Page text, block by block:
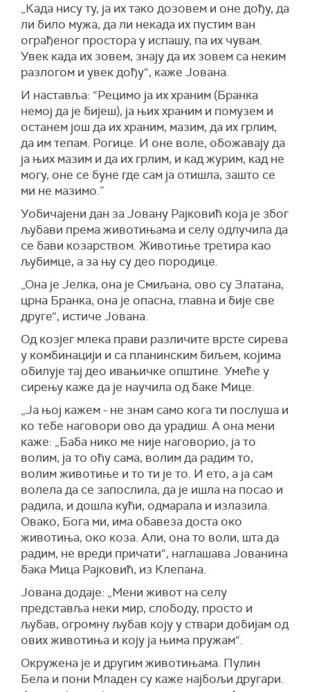
„Када нису ту, ја их тако дозовем и оне дођу, да
ли било мужа, да ли некада их пустим ван
ограђеног простора у испашу, па их чувам.
Увек када их зовем, знају да их зовем са неким
разлогом и увек дођу“, каже Јована.
И наставља: “Рецимо ја их храним (Бранка
немој да је бијеш), ја њих храним и помузем и
останем још да их храним, мазим, да их грлим,
да им тепам. Рогице. И оне воле, обожавају да
ја њих мазим и да их грлим, и кад журим, кад не
могу, оне се буне где сам ја отишла, зашто се
ми не мазимо.”
Уобичајени дан за Јовану Рајковић која је због
љубави према животињама и селу одлучила да
се бави козарством. Животиње третира као
љубимце, а за њу су део породице.
„Она је Јелка, она је Смиљана, ово су Златана,
црна Бранка, она је опасна, главна и бије све
друге“, истиче Јована.
Од козјег млека прави различите врсте сирева
у комбинацији и са планинским биљем, којима
обилује тај део ивањичке општине. Умеће у
сирењу каже да је научила од баке Мице.
„Ја њој кажем - не знам само кога ти послуша и
ко тебе наговори ово да урадиш. А она мени
каже: „Баба нико ме није наговорио, ја то
волим, ја то оћу сама, волим да радим то,
волим животиње и то ти је то. И ето, а ја сам
волела да се запослила, да је ишла на посао и
радила, и дошла кући, одмарала и излазила.
Овако, Бога ми, има обавеза доста око
животиња, око коза. Али, она то воли, шта да
радим, не вреди причати“, наглашава Јованина
бака Мица Рајковић, из Клепана.
Јована додаје: „Мени живот на селу
представља неки мир, слободу, просто и
љубав, огромну љубав коју у ствари добијам од
ових животиња и коју ја њима пружам“.
Окружена је и другим животињама. Пулин
Бела и пони Младен су каже најбољи другари.